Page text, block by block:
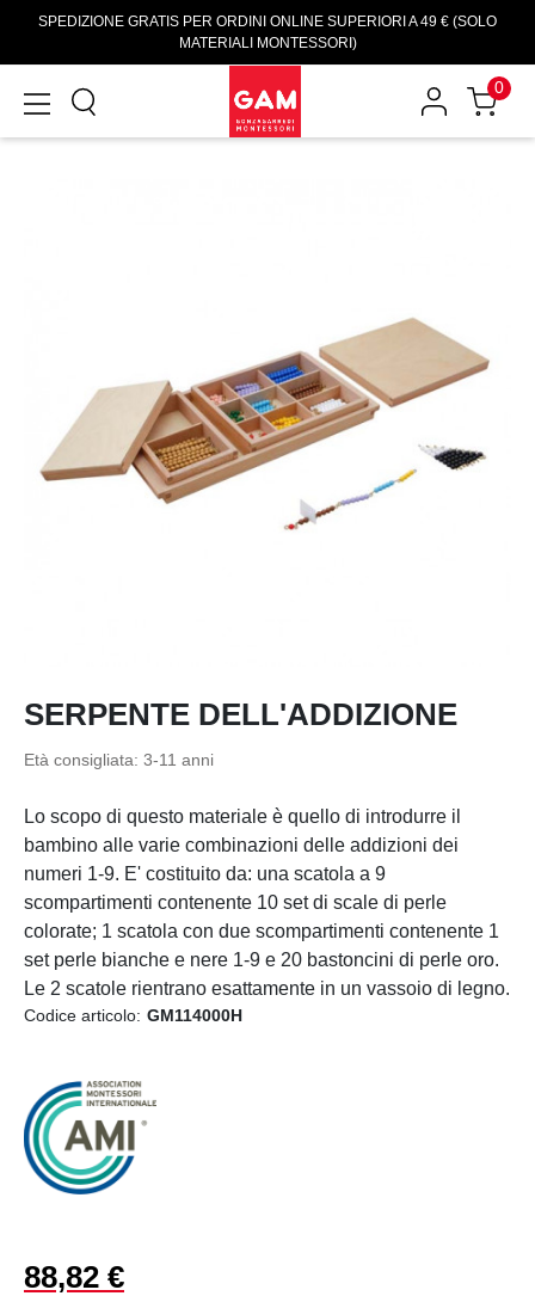
SPEDIZIONE GRATIS PER ORDINI ONLINE SUPERIORI A 49 € (SOLO
MATERIALI MONTESSORI)
0
SERPENTE DELL'ADDIZIONE
Età consigliata: 3-11 anni
Lo scopo di questo materiale è quello di introdurre il
bambino alle varie combinazioni delle addizioni dei
numeri 1-9. E' costituito da: una scatola a 9
scompartimenti contenente 10 set di scale di perle
colorate; 1 scatola con due scompartimenti contenente 1
set perle bianche e nere 1-9 e 20 bastoncini di perle oro.
Le 2 scatole rientrano esattamente in un vassoio di legno.
Codice articolo: GM114000H
88,82 €